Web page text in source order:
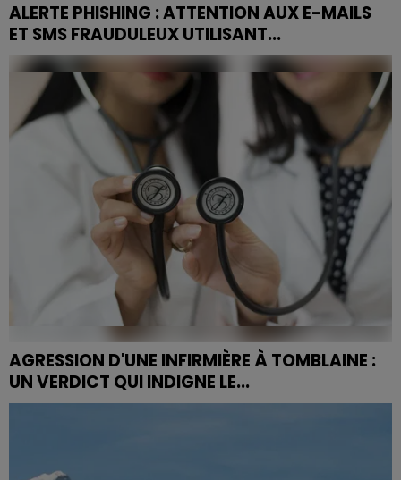
ALERTE PHISHING : ATTENTION AUX E-MAILS
ET SMS FRAUDULEUX UTILISANT...
Comment identifier et éviter le phishing ciblant les
clients Ulys pour protéger vos données ?
AGRESSION D'UNE INFIRMIÈRE À TOMBLAINE :
UN VERDICT QUI INDIGNE LE...
Après l'agression d'une infirmière à Tomblaine, son
de la...